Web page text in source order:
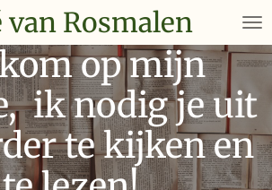
van Rosmalen
op mijn
ik nodig je uit
te kijken en